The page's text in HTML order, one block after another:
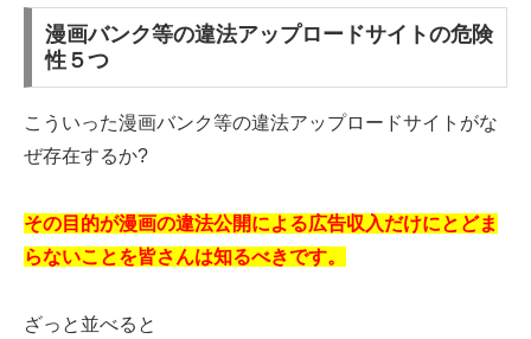
漫画バンク等の違法アップロードサイトの危険
性５つ
こういった漫画バンク等の違法アップロードサイトがな
ぜ存在するか?
その目的が漫画の違法公開による広告収入だけにとどま
らないことを皆さんは知るべきです。
ざっと並べると